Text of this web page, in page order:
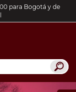
para Bogotá y de